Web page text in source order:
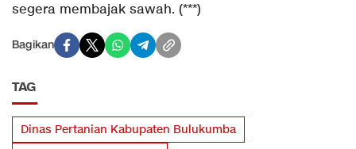
segera membajak sawah. (***)
Bagikan
TAG
Dinas Pertanian Kabupaten Bulukumba